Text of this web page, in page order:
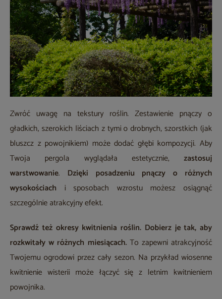
Zwróć uwagę na tekstury roślin. Zestawienie pnączy o
gładkich, szerokich liściach z tymi o drobnych, szorstkich (jak
bluszcz z powojnikiem) może dodać głębi kompozycji. Aby
Twoja pergola wyglądała estetycznie, zastosuj
warstwowanie. Dzięki posadzeniu pnączy o różnych
wysokościach i sposobach wzrostu możesz osiągnąć
szczególnie atrakcyjny efekt.
Sprawdź też okresy kwitnienia roślin. Dobierz je tak, aby
rozkwitały w różnych miesiącach.To zapewni atrakcyjność
Twojemu ogrodowi przez cały sezon. Na przykład wiosenne
kwitnienie wisterii może łączyć się z letnim kwitnieniem
powojnika.